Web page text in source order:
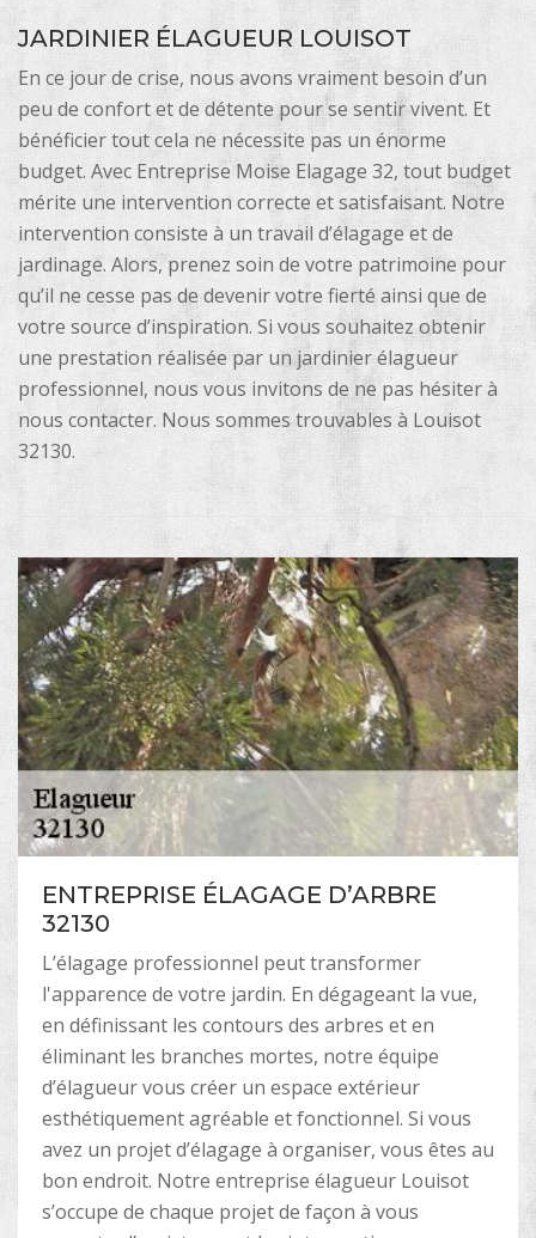
JARDINIER ÉLAGUEUR LOUISOT
En ce jour de crise, nous avons vraiment besoin d’un
peu de confort et de détente pour se sentir vivent. Et
bénéficier tout cela ne nécessite pas un énorme
budget. Avec Entreprise Moise Elagage 32, tout budget
mérite une intervention correcte et satisfaisant. Notre
intervention consiste à un travail d’élagage et de
jardinage. Alors, prenez soin de votre patrimoine pour
qu’il ne cesse pas de devenir votre fierté ainsi que de
votre source d’inspiration. Si vous souhaitez obtenir
une prestation réalisée par un jardinier élagueur
professionnel, nous vous invitons de ne pas hésiter à
nous contacter. Nous sommes trouvables à Louisot
32130.
ENTREPRISE ÉLAGAGE D’ARBRE
32130
L’élagage professionnel peut transformer
l'apparence de votre jardin. En dégageant la vue,
en définissant les contours des arbres et en
éliminant les branches mortes, notre équipe
d’élagueur vous créer un espace extérieur
esthétiquement agréable et fonctionnel. Si vous
avez un projet d’élagage à organiser, vous êtes au
bon endroit. Notre entreprise élagueur Louisot
s’occupe de chaque projet de façon à vous